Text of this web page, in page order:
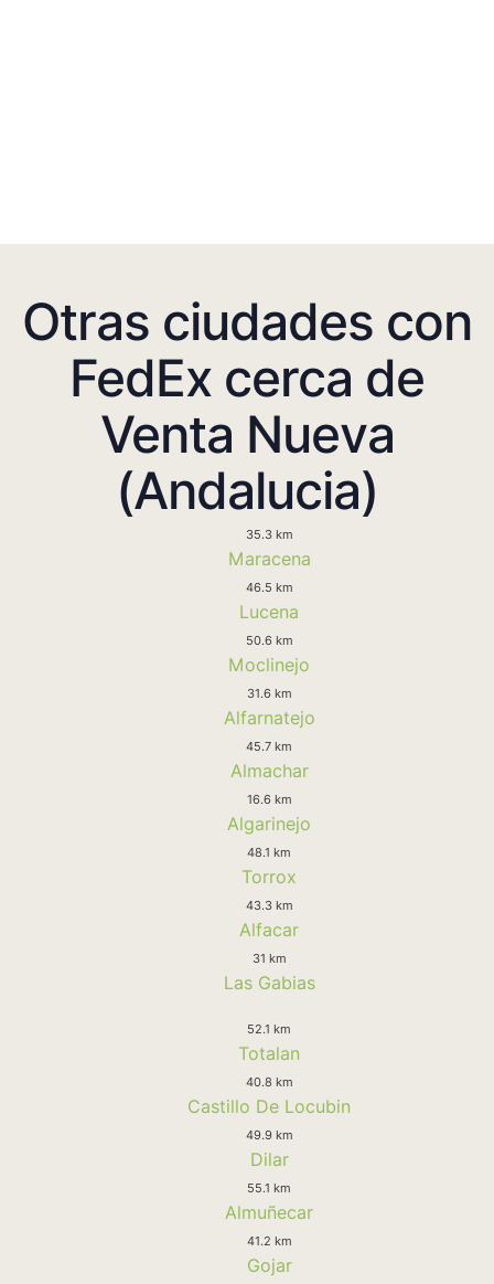
Otras ciudades con
FedEx cerca de
Venta Nueva
(Andalucia)
35.3 km
Maracena
46.5 km
Lucena
50.6 km
Moclinejo
31.6 km
Alfarnatejo
45.7 km
Almachar
16.6 km
Algarinejo
48.1 km
Torrox
43.3 km
Alfacar
31 km
Las Gabias
52.1 km
Totalan
40.8 km
Castillo De Locubin
49.9 km
Dilar
55.1 km
Almuñecar
41.2 km
Gojar